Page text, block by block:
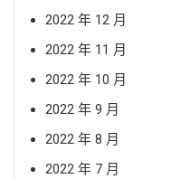
2022 年 12 月
2022 年 11 月
2022 年 10 月
2022 年 9 月
2022 年 8 月
2022 年 7 月